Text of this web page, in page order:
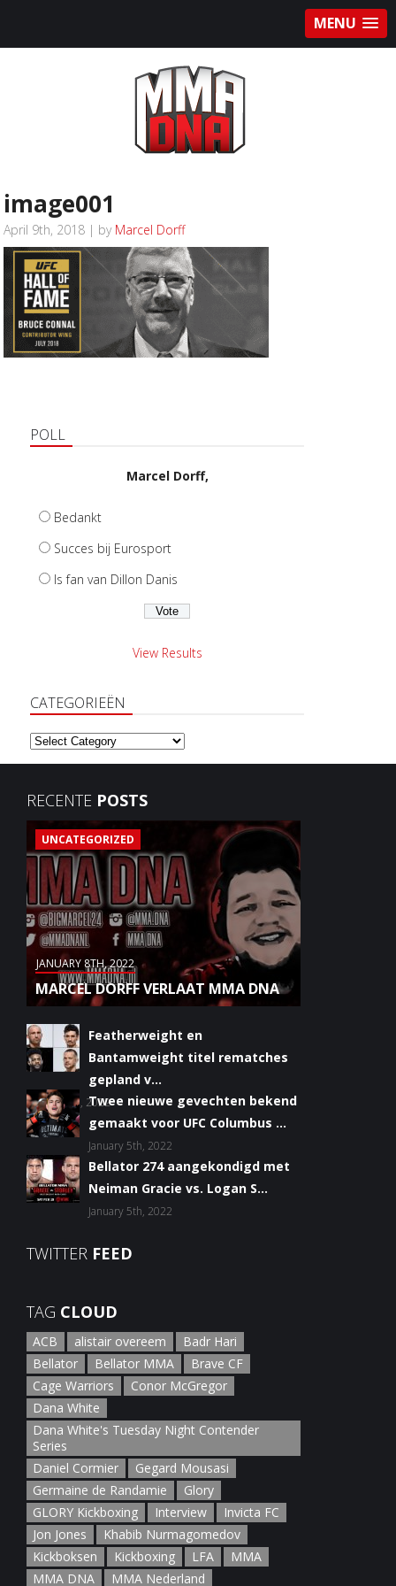
MENU
image001
April 9th, 2018 | by Marcel Dorff
POLL
Marcel Dorff,
Bedankt
Succes bij Eurosport
Is fan van Dillon Danis
View Results
CATEGORIEËN
Categorieën
RECENTE POSTS
UNCATEGORIZED
JANUARY 8TH, 2022
MARCEL DORFF VERLAAT MMA DNA
Featherweight en
Bantamweight titel rematches
gepland v...
January 6th, 2022Twee nieuwe gevechten bekend
gemaakt voor UFC Columbus ...
January 5th, 2022
Bellator 274 aangekondigd met
Neiman Gracie vs. Logan S...
January 5th, 2022
TWITTER FEED
TAG CLOUD
ACB alistair overeem
Badr Hari
Bellator
Bellator MMA
Brave CF
Cage Warriors
Conor McGregor
Dana White
Dana White's Tuesday Night Contender
Series
Daniel Cormier
Gegard Mousasi
Germaine de Randamie
Glory
GLORY Kickboxing
Interview
Invicta FC
Jon Jones
Khabib Nurmagomedov
Kickboksen
Kickboxing LFA
MMA
MMA DNA
MMA Nederland